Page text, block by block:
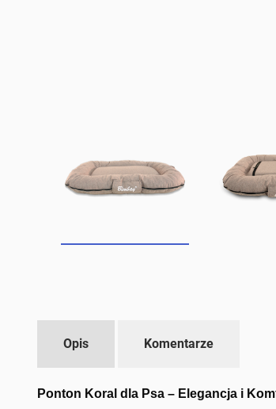
Opis Komentarze
Ponton Koral dla Psa – Elegancja i